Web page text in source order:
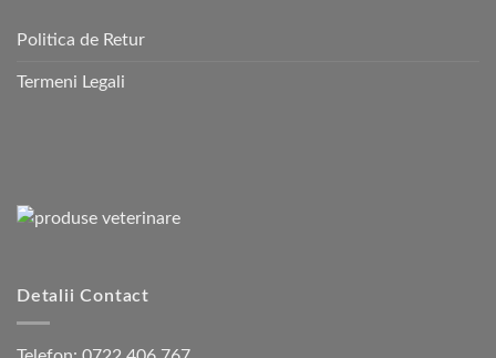
Politica de Retur
Termeni Legali
Detalii Contact